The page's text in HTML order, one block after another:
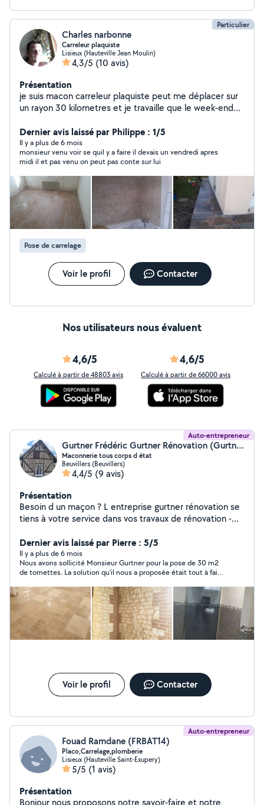
Particulier
Charles narbonne
Carreleur plaquiste
Lisieux (Hauteville Jean Moulin)
4,3/5 (10 avis)
Présentation
je suis macon carreleur plaquiste peut me déplacer sur
un rayon 30 kilometres et je travaille que le week-end
ces en checque emploie service
Dernier avis laissé par Philippe : 1/5
Il y a plus de 6 mois
monsieur venu voir se quil y a faire il devais un vendredi apres
midi il et pas venu on peut pas conte sur lui
Pose de carrelage
Voir le profil Contacter
Nos utilisateurs nous évaluent
4,6/5
Calculé à partir de 48803 avis
4,6/5
Calculé à partir de 66000 avis
Auto-entrepreneur
Gurtner Frédéric Gurtner Rénovation (Gurtner renovation)
Maconnerie tous corps d état
Beuvillers (Beuvillers)
4,4/5 (9 avis)
Présentation
Besoin d un maçon ? L entreprise gurtner rénovation se
tiens à votre service dans vos travaux de rénovation -
travaux intérieur exterieur N hésiter pas à nous
contacter Devis gratuit !
Dernier avis laissé par Pierre : 5/5
Il y a plus de 6 mois
Nous avons sollicité Monsieur Gurtner pour la pose de 30 m2
de tomettes. La solution qu'il nous a proposée était tout à fait
résultat est à la hauteur de nos exigences. Le travail réalisé a
été proprement fait et exécuté dans les temps. En résumé,
Monsieur Gurtner nous a donné entièrement satisfaction et
nous le recommandons sans hésiter.
Voir le profil Contacter
Auto-entrepreneur
Fouad Ramdane (FRBAT14)
Placo,Carrelage,plomberie
Lisieux (Hauteville Saint-Exupery)
5/5 (1 avis)
Présentation
Bonjour nous proposons notre savoir-faire et notre